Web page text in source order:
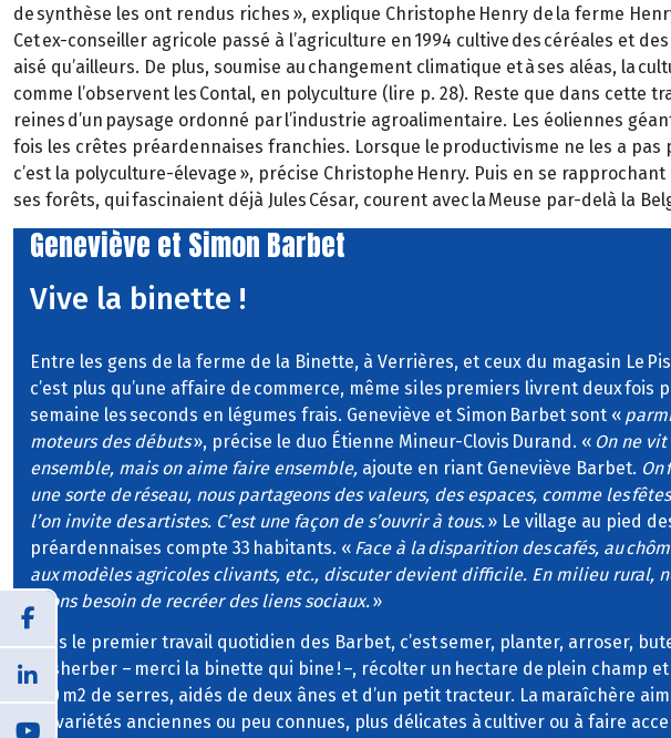
de synthèse les ont rendus riches », explique Christophe Henry de la ferme
Cet ex-conseiller agricole passé à l’agriculture en 1994 cultive des céréales et
aisé qu’ailleurs. De plus, soumise au changement climatique et à ses aléas, la
comme l’observent les Contal, en polyculture (lire p. 28). Reste que dans
reines d’un paysage ordonné par l’industrie agroalimentaire. Les éoliennes
fois les crêtes préardennaises franchies. Lorsque le productivisme ne les a
c’est la polyculture-élevage », précise Christophe Henry. Puis en se
ses forêts, qui fascinaient déjà Jules César, courent avec la Meuse par-delà la
Geneviève et Simon Barbet
Vive la binette !
Entre les gens de la ferme de la Binette, à Verrières, et ceux du magasin Le
c’est plus qu’une affaire de commerce, même si les premiers livrent deux fois
semaine les seconds en légumes frais. Geneviève et Simon Barbet sont «
moteurs des débuts», précise le duo Étienne Mineur-Clovis Durand. « On ne vit
ensemble, mais on aime faire ensemble, ajoute en riant Geneviève Barbet. On
une sorte de réseau, nous partageons des valeurs, des espaces, comme les
l’on invite des artistes. C’est une façon de s’ouvrir à tous.» Le village au pied
préardennaises compte 33 habitants. « Face à la disparition des cafés, au
aux modèles agricoles clivants, etc., discuter devient difficile. En milieu rural,
avons besoin de recréer des liens sociaux.»
Mais le premier travail quotidien des Barbet, c’est semer, planter, arroser,
désherber – merci la binette qui bine ! –, récolter un hectare de plein champ et
000 m2 de serres, aidés de deux ânes et d’un petit tracteur. La maraîchère
les variétés anciennes ou peu connues, plus délicates à cultiver ou à faire